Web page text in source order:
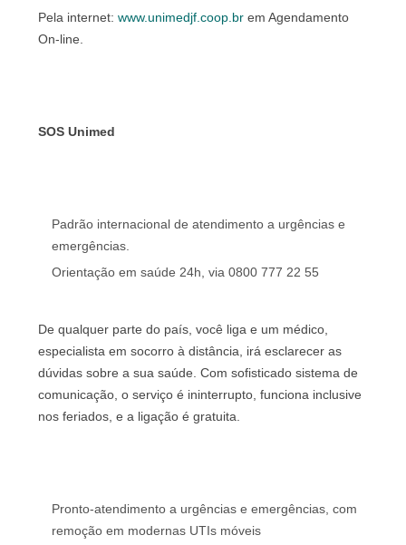
Pela internet: www.unimedjf.coop.brem Agendamento
On-line.
SOS Unimed
Padrão internacional de atendimento a urgências e
emergências.
Orientação em saúde 24h, via 0800 777 22 55
De qualquer parte do país, você liga e um médico,
especialista em socorro à distância, irá esclarecer as
dúvidas sobre a sua saúde. Com sofisticado sistema de
comunicação, o serviço é ininterrupto, funciona inclusive
nos feriados, e a ligação é gratuita.
Pronto-atendimento a urgências e emergências, com
remoção em modernas UTIs móveis